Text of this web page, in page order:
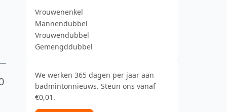
Vrouwenenkel
Mannendubbel
Vrouwendubbel
Gemengddubbel
We werken 365 dagen per jaar aan
badmintonnieuws. Steun ons vanaf
€0,01.